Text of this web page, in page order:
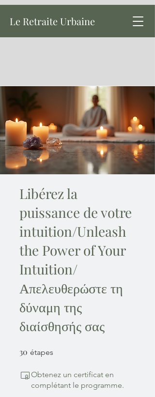
Le Retraite Urbaine
Libérez la
puissance de votre
intuition/Unleash
the Power of Your
Intuition/
Απελευθερώστε τη
δύναμη της
διαίσθησής σας
30 étapes
Obtenez un certificat en
complétant le programme.